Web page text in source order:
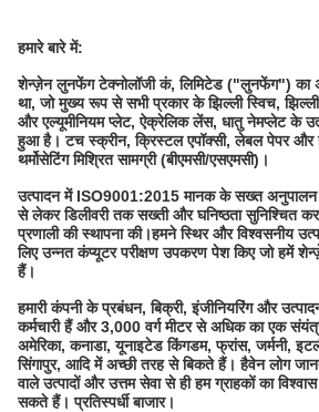
हमारे बारे में:
शेन्ज़ेन लुनफेंग टेक्नोलॉजी कं, लिमिटेड ("लुनफेंग") का
था, जो मुख्य रूप से सभी प्रकार के झिल्ली स्विच, झिल्ली
और एल्यूमीनियम प्लेट, ऐक्रेलिक लेंस, धातु नेमप्लेट के
हुआ है। टच स्क्रीन, क्रिस्टल एपॉक्सी, लेबल पेपर और
थर्मोसेटिंग मिश्रित सामग्री (बीएमसी/एसएमसी)।
उत्पादन में ISO9001:2015 मानक के सख्त अनुपालन
से लेकर डिलीवरी तक सख्ती और घनिष्ठता सुनिश्चित
प्रणाली की स्थापना की।हमने स्थिर और विश्वसनीय
लिए उन्नत कंप्यूटर परीक्षण उपकरण पेश किए जो हमें
हैं।
हमारी कंपनी के प्रबंधन, बिक्री, इंजीनियरिंग और
कर्मचारी हैं और 3,000 वर्ग मीटर से अधिक का एक
अमेरिका, कनाडा, यूनाइटेड किंगडम, फ्रांस, जर्मनी,
सिंगापुर, आदि में अच्छी तरह से बिकते हैं। हैवेन लोग
वाले उत्पादों और उत्तम सेवा से ही हम ग्राहकों का
सकते हैं। प्रतिस्पर्धी बाजार।